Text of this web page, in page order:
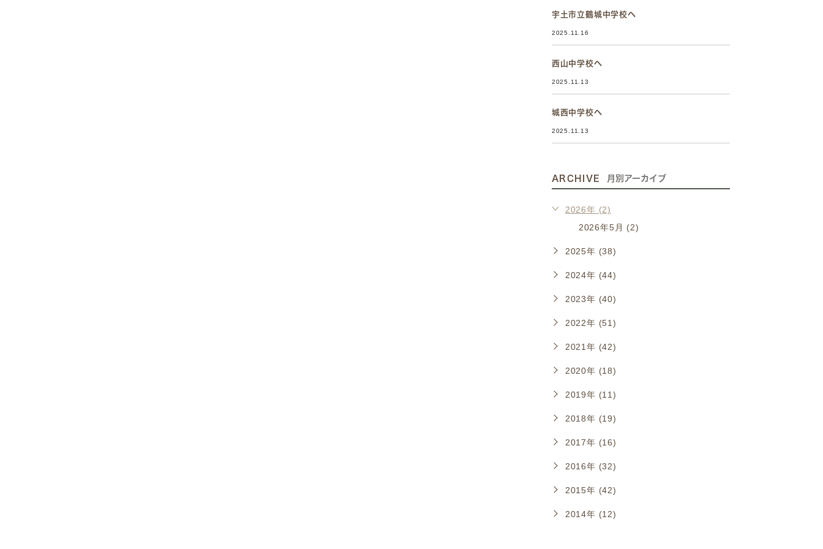
宇土市立鶴城中学校へ
2025.11.16
西山中学校へ
2025.11.13
城西中学校へ
2025.11.13
ARCHIVE 月別アーカイブ
2026年 (2)
2026年5月 (2)
2025年 (38)
2024年 (44)
2023年 (40)
2022年 (51)
2021年 (42)
2020年 (18)
2019年 (11)
2018年 (19)
2017年 (16)
2016年 (32)
2015年 (42)
2014年 (12)